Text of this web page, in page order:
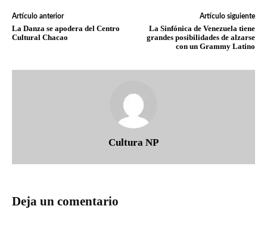
Artículo anterior
La Danza se apodera del Centro
Cultural Chacao
Artículo siguiente
La Sinfónica de Venezuela tiene
grandes posibilidades de alzarse
con un Grammy Latino
Cultura NP
Deja un comentario